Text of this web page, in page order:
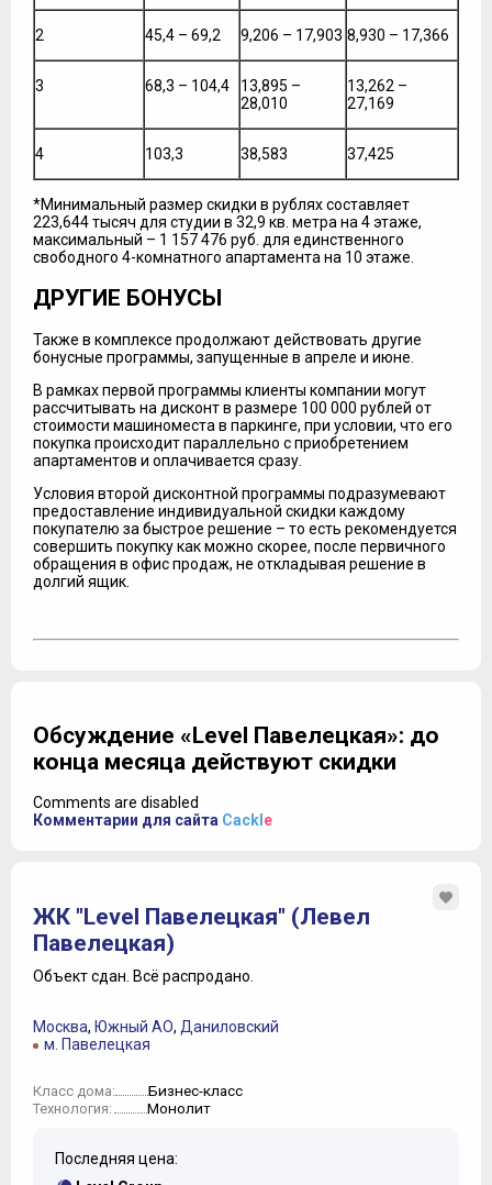
2 45,4 – 69,2 9,206 – 17,903 8,930 – 17,366
3 68,3 – 104,4
13,895 –
28,010
13,262 –
27,169
4 103,3 38,583 37,425
*Минимальный размер скидки в рублях составляет
223,644 тысяч для студии в 32,9 кв. метра на 4 этаже,
максимальный – 1 157 476 руб. для единственного
свободного 4-комнатного апартамента на 10 этаже.
ДРУГИЕ БОНУСЫ
Также в комплексе продолжают действовать другие
бонусные программы, запущенные в апреле и июне.
В рамках первой программы клиенты компании могут
рассчитывать на дисконт в размере 100 000 рублей от
стоимости машиноместа в паркинге, при условии, что его
покупка происходит параллельно с приобретением
апартаментов и оплачивается сразу.
Условия второй дисконтной программы подразумевают
предоставление индивидуальной скидки каждому
покупателю за быстрое решение – то есть рекомендуется
совершить покупку как можно скорее, после первичного
обращения в офис продаж, не откладывая решение в
долгий ящик.
Обсуждение «Level Павелецкая»: до
конца месяца действуют скидки
Comments are disabled
Комментарии для сайта Cackl e
ЖК "Level Павелецкая" (Левел
Павелецкая)
Объект сдан. Всё распродано.
Москва, Южный АО, Даниловский
м. Павелецкая
Класс дома: Бизнес-класс
Технология: Монолит
Последняя цена: